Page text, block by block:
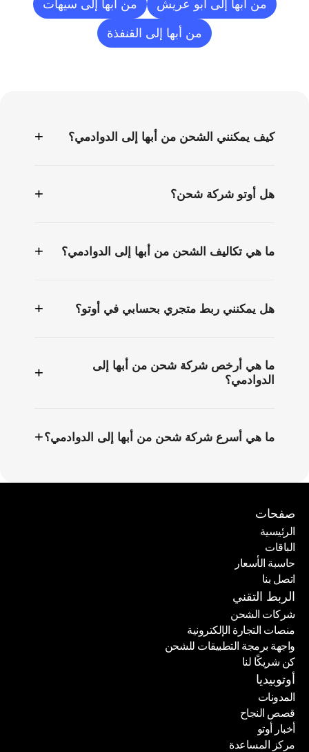
من أبها إلى أبو عريش من أبها إلى سيهات
من أبها إلى القنفذة
كيف يمكنني الشحن من أبها إلى الدوادمي؟ +
هل أوتو شركة شحن؟ +
ما هي تكاليف الشحن من أبها إلى الدوادمي؟ +
هل يمكنني ربط متجري بحسابي في أوتو؟ +
ما هي أرخص شركة شحن من أبها إلى
الدوادمي؟
+
ما هي أسرع شركة شحن من أبها إلى الدوادمي؟+
صفحات
الرئيسية
الرئيسية
الباقات
الباقات
حاسبة الأسعار
حاسبة الأسعار
اتصل بنا
اتصل بنا
الربط التقني
شركات الشحن
شركات الشحن
منصات التجارة الإلكترونية
منصات التجارة الإلكترونية
واجهة برمجة التطبيقات للشحن
واجهة برمجة التطبيقات للشحن
كن شريكًا لنا
كن شريكًا لنا
أوتوبيديا
المدونات
المدونات
قصص النجاح
قصص النجاح
أخبار أوتو
أخبار أوتو
مركز المساعدة